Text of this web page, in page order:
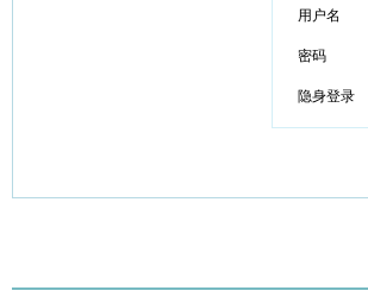
用户名
密码
隐身登录